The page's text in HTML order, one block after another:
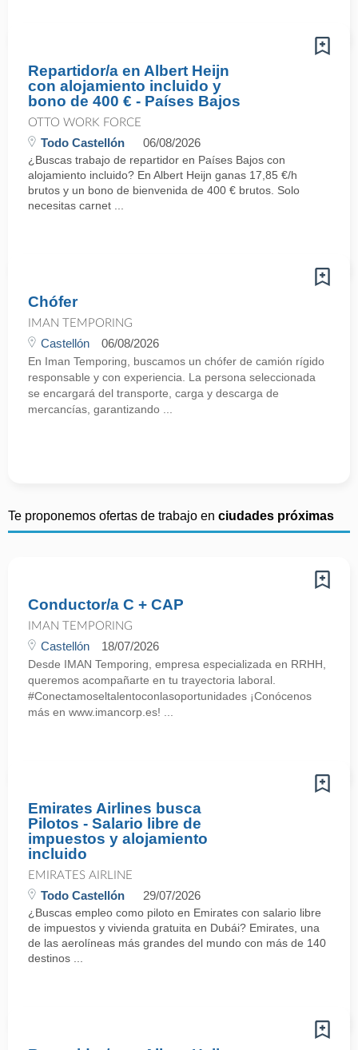
Repartidor/a en Albert Heijn
con alojamiento incluido y
bono de 400 € - Países Bajos
OTTO WORK FORCE
Todo Castellón 06/08/2026
¿Buscas trabajo de repartidor en Países Bajos con
alojamiento incluido? En Albert Heijn ganas 17,85 €/h
brutos y un bono de bienvenida de 400 € brutos. Solo
necesitas carnet ...
Chófer
IMAN TEMPORING
Castellón 06/08/2026
En Iman Temporing, buscamos un chófer de camión rígido
responsable y con experiencia. La persona seleccionada
se encargará del transporte, carga y descarga de
mercancías, garantizando ...
Te proponemos ofertas de trabajo en ciudades próximas
Conductor/a C + CAP
IMAN TEMPORING
Castellón 18/07/2026
Desde IMAN Temporing, empresa especializada en RRHH,
queremos acompañarte en tu trayectoria laboral.
#Conectamoseltalentoconlasoportunidades ¡Conócenos
más en www.imancorp.es! ...
Emirates Airlines busca
Pilotos - Salario libre de
impuestos y alojamiento
incluido
EMIRATES AIRLINE
Todo Castellón 29/07/2026
¿Buscas empleo como piloto en Emirates con salario libre
de impuestos y vivienda gratuita en Dubái? Emirates, una
de las aerolíneas más grandes del mundo con más de 140
destinos ...